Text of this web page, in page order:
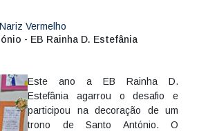
Vermelho
- EB Rainha D. Estefânia
Este ano a EB Rainha D.
Estefânia agarrou o desafio e
participou na decoração de um
trono de Santo António. O